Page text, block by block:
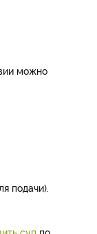
можно
подачи).